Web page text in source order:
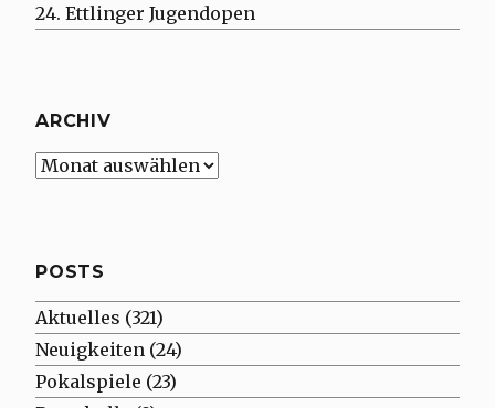
24. Ettlinger Jugendopen
ARCHIV
Archiv
POSTS
Aktuelles (321)
Neuigkeiten (24)
Pokalspiele (23)